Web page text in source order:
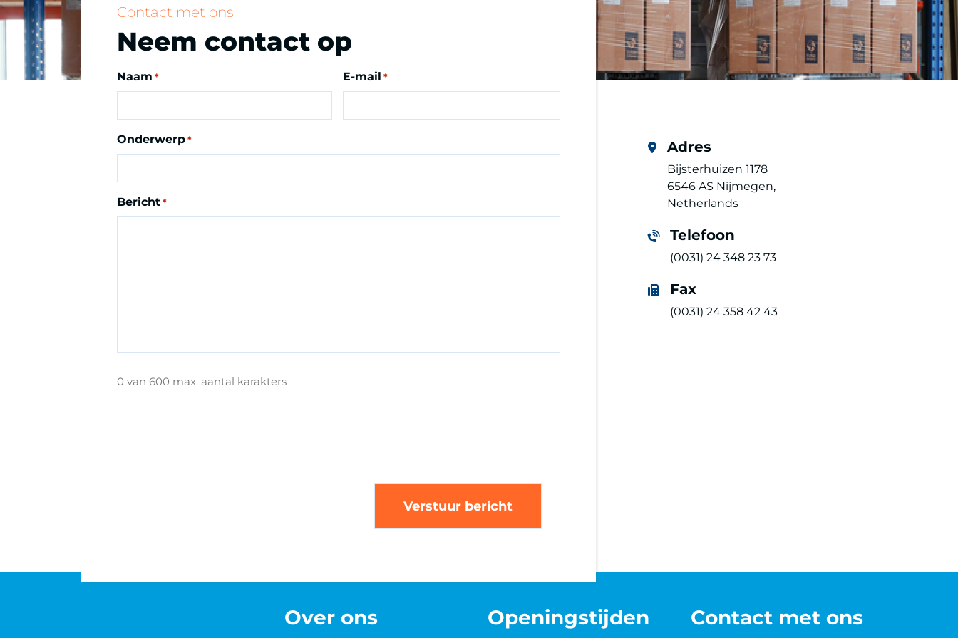
Contact met ons
Neem contact op
Naam * E-mail *
Onderwerp *
Bericht *
0 van 600 max. aantal karakters
Adres
Bijsterhuizen 1178
6546 AS Nijmegen,
Netherlands
Telefoon
(0031) 24 348 23 73
Fax
(0031) 24 358 42 43
Over ons Openingstijden Contact met ons